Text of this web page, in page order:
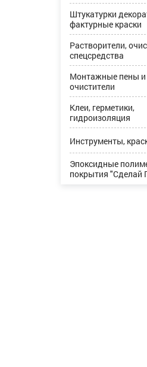
Штукатурки
фактурные краски
Растворители,
спецсредства
Монтажные пены и
очистители
Клеи, герметики,
гидроизоляция
Инструменты,
Эпоксидные
покрытия "Сделай